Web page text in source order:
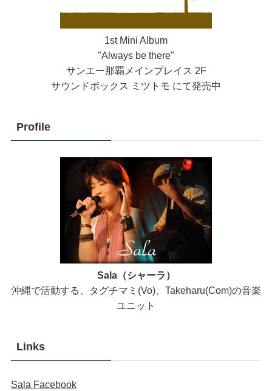
1st Mini Album
"Always be there"
サンエー那覇メインプレイス 2F
サウンドボックス ミツトモ にて発売中
Profile
Sala（シャーラ）
沖縄で活動する、タグチマミ(Vo)、Takeharu(Com)の音楽
ユニット
Links
Sala Facebook